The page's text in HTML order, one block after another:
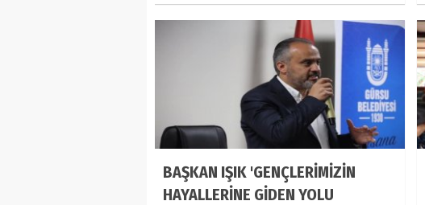
BAŞKAN IŞIK 'GENÇLERİMİZİN
HAYALLERİNE GİDEN YOLU